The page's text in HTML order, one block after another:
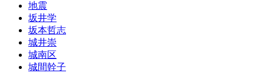
地震
坂井学
坂本哲志
城井崇
城南区
城間幹子